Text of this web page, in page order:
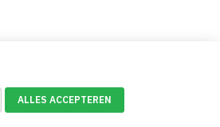
ALLES ACCEPTEREN